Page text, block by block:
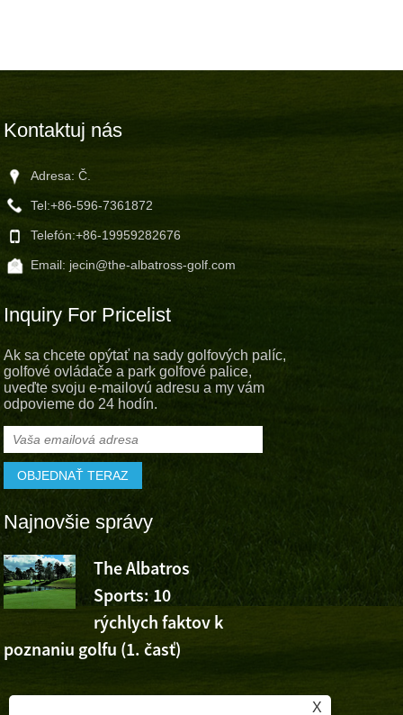
Kontaktuj nás
Adresa: Č.
Tel:+86-596-7361872
Telefón:+86-19959282676
Email: jecin@the-albatross-golf.com
Inquiry For Pricelist
Ak sa chcete opýtať na sady golfových palíc,
golfové ovládače a park golfové palice,
uveďte svoju e-mailovú adresu a my vám
odpovieme do 24 hodín.
Najnovšie správy
The Albatros
Sports: 10
rýchlych faktov k
poznaniu golfu (1. časť)
Albatros
fandí
Open
X